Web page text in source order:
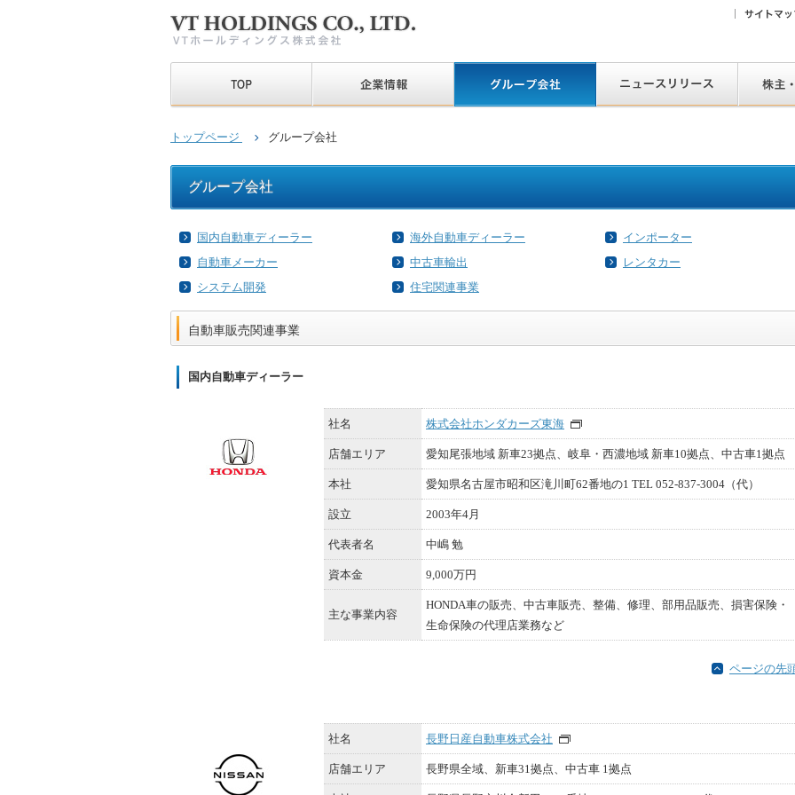
トップページ グループ会社
グループ会社
国内自動車ディーラー 海外自動車ディーラー
インポーター
自動車メーカー
中古車輸出
レンタカー
システム開発
住宅関連事業
自動車販売関連事業
国内自動車ディーラー
社名 株式会社ホンダカーズ東海
店舗エリア 愛知尾張地域 新車23拠点、岐阜・西濃地域 新車10拠点、中古車1拠点
本社 愛知県名古屋市昭和区滝川町62番地の1 TEL 052-837-3004（代）
設立 2003年4月
代表者名 中嶋 勉
資本金 9,000万円
主な事業内容
HONDA車の販売、中古車販売、整備、修理、部用品販売、損害保険・
生命保険の代理店業務など
ページの先
社名 長野日産自動車株式会社
店舗エリア 長野県全域、新車31拠点、中古車 1拠点